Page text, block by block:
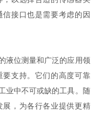
接口也是需要考虑的因
位测量和广泛的应用领
支持。它们的高度可靠
业中不可或缺的工具。随
，为各行各业提供更精